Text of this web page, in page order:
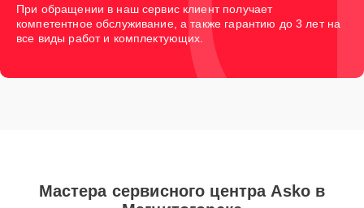
При обращении в наш сервис клиент получает
компетентное обслуживание, а также гарантию до 3 лет на
все виды работ и комплектующих.
Мастера сервисного центра Asko в